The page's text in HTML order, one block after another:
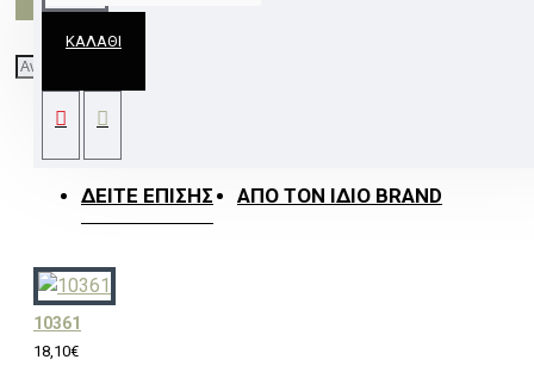
ΚΑΛΆΘΙ
ΑΜΠΑΖΟΥΡ ΛΙΝΟ ΚΑΦΕ ΜΕ ΒΑΣΗ ΓΙΑ Ε14
ΔΕΊΤΕ ΕΠΊΣΗΣ ΑΠΌ ΤΟΝ ΊΔΙΟ BRAND
10361
18,10€